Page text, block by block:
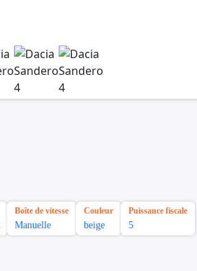
Boîte de vitesse
Manuelle
Couleur
beige
Puissance fiscale
5